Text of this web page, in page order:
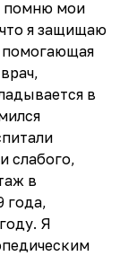
помню мои
что я защищаю
помогающая
в
слабого,
в
года,
Я